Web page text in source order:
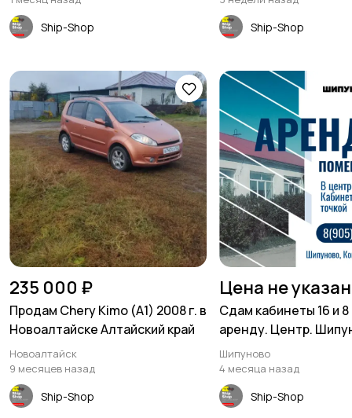
Ship-Shop
сельсовета)
Ship-Shop
235 000 ₽
Продам Chery Kimo (A1) 2008 г. в
Новоалтайске Алтайский край
Новоалтайск
9 месяцев назад
Ship-Shop
Цена не
Сдам кабинеты 16 и 8
аренду. Центр.
Шипуново
4 месяца назад
Ship-Shop